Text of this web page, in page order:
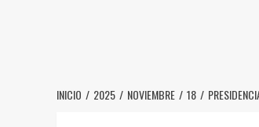
INICIO 2025 NOVIEMBRE 18